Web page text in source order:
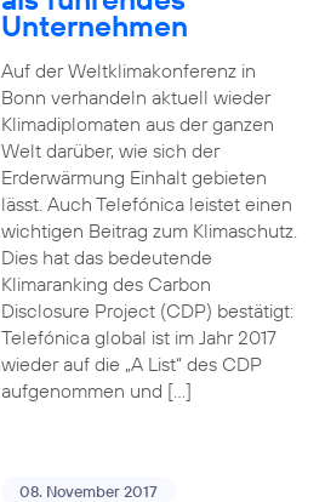
Unternehmen
Auf der Weltklimakonferenz in
Bonn verhandeln aktuell wieder
Klimadiplomaten aus der ganzen
Welt darüber, wie sich der
Erderwärmung Einhalt gebieten
lässt. Auch Telefónica leistet einen
wichtigen Beitrag zum Klimaschutz.
Dies hat das bedeutende
Klimaranking des Carbon
Disclosure Project (CDP) bestätigt:
Telefónica global ist im Jahr 2017
wieder auf die „A List“ des CDP
aufgenommen und […]
08. November 2017